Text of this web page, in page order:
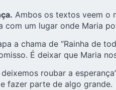
Ambos os textos veem o
com um lugar onde Maria
a chama de “Rainha de
É deixar que Maria
roubar a
fazer parte de algo grande.